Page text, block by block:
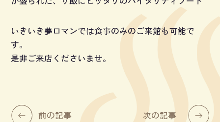
いきいき夢ロマンでは食事のみのご来館も可能で
す。
是非ご来店くださいませ。
前の記事 次の記事